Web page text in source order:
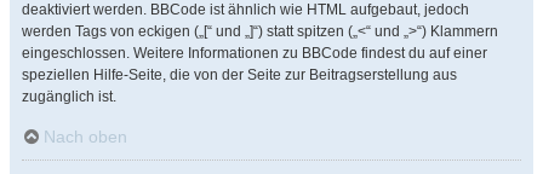
deaktiviert werden. BBCode ist ähnlich wie HTML aufgebaut, jedoch
werden Tags von eckigen („[“ und „]“) statt spitzen („<“ und „>“) Klammern
eingeschlossen. Weitere Informationen zu BBCode findest du auf einer
speziellen Hilfe-Seite, die von der Seite zur Beitragserstellung aus
zugänglich ist.
Nach oben